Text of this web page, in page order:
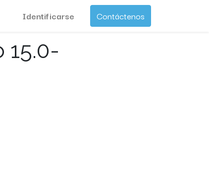
Identificarse Contáctenos
15.0-